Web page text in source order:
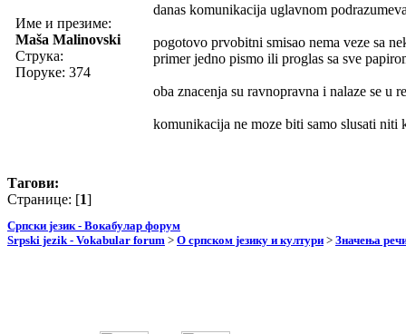
Име и презиме:
Maša Malinovski
Струка:
Поруке: 374
danas komunikacija uglavnom
pogotovo prvobitni smisao nema veze sa
primer jedno pismo ili proglas sa sve
oba znacenja su ravnopravna i nalaze se u
komunikacija ne moze biti samo slusati niti
Тагови:
Странице: [1]
Српски језик - Вокабулар форум
Srpski jezik - Vokabular forum > О српском језику и култури > Значења